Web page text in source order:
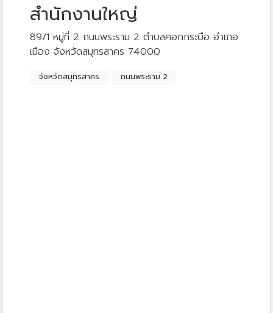
สำนักงานใหญ่
89/1 หมู่ที่ 2 ถนนพระราม 2 ตำบลคอกกระบือ อำเภอ
เมือง จังหวัดสมุทรสาคร 74000
จังหวัดสมุทรสาคร ถนนพระราม 2